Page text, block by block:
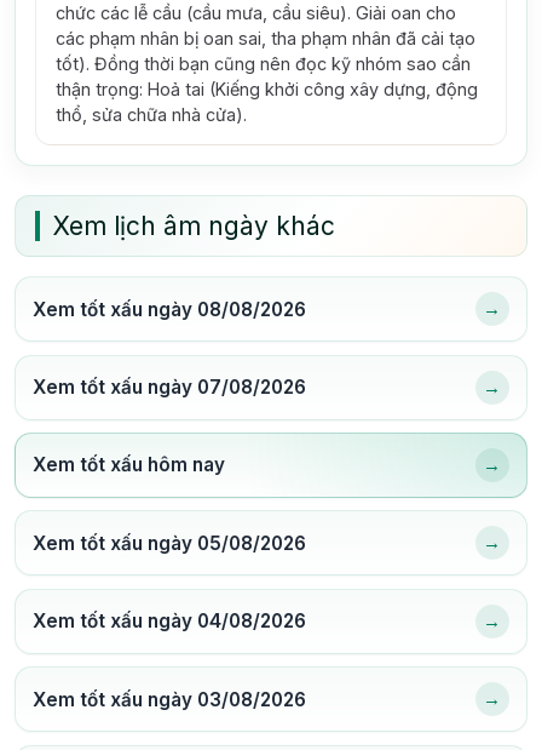
chức các lễ cầu (cầu mưa, cầu siêu). Giải oan cho
các phạm nhân bị oan sai, tha phạm nhân đã cải tạo
tốt). Đồng thời bạn cũng nên đọc kỹ nhóm sao cần
thận trọng: Hoả tai (Kiếng khởi công xây dựng, động
thổ, sửa chữa nhà cửa).
Xem lịch âm ngày khác
Xem tốt xấu ngày 08/08/2026 →
Xem tốt xấu ngày 07/08/2026 →
Xem tốt xấu hôm nay →
Xem tốt xấu ngày 05/08/2026 →
Xem tốt xấu ngày 04/08/2026 →
Xem tốt xấu ngày 03/08/2026 →